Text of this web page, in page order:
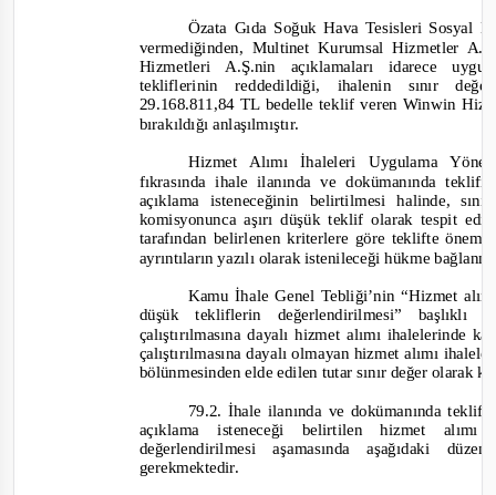
Özata Gıda Soğuk Hava Tesisleri
vermediğinden, Multinet Kurumsal Hizmetler
Hizmetleri A.Ş.nin açıklamaları idarece
tekliflerinin reddedildiği, ihalenin sınır
29.168.811,84 TL bedelleteklif veren Winwin
bırakıldığı anlaşılmıştır.
Hizmet Alımı İhaleleri Uygulama
fıkrasında ihale ilanında ve dokümanında
açıklama isteneceğinin belirtilmesi halinde,
komisyonunca aşırı düşük teklif olarak tespit
tarafından belirlenen kriterlere göre teklifte
ayrıntıların yazılı olarak istenileceği hükme
Kamu İhale Genel Tebliği’nin “Hizmet
düşük tekliflerin değerlendirilmesi” başlıklı
çalıştırılmasına dayalı hizmet alımı ihalelerinde
çalıştırılmasına dayalı olmayan hizmet alımı
bölünmesinden elde edilen tutar sınır değer olarak
79.2. İhale ilanında ve dokümanında
açıklama isteneceği belirtilen hizmet
değerlendirilmesi aşamasında aşağıdaki
gerekmektedir.